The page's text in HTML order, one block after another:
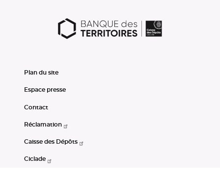
Plan du site
Espace presse
Contact
Réclamation
Caisse des Dépôts
Ciclade